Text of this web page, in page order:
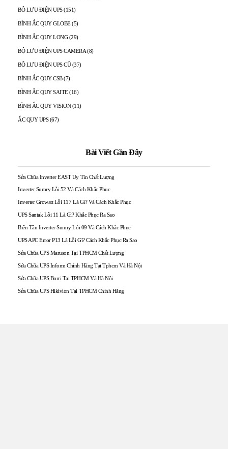
BỘ LƯU ĐIỆN UPS (151)
BÌNH ẮC QUY GLOBE (5)
BÌNH ẮC QUY LONG (29)
BỘ LƯU ĐIỆN UPS CAMERA (8)
BỘ LƯU ĐIỆN UPS CŨ (37)
BÌNH ẮC QUY CSB (7)
BÌNH ẮC QUY SAITE (16)
BÌNH ẮC QUY VISION (11)
ẮC QUY UPS (67)
Bài Viết Gần Đây
Sửa Chữa Inverter EAST Uy Tín Chất Lượng
Inverter Sumry Lỗi 52 Và Cách Khắc Phục
Inverter Growatt Lỗi 117 Là Gì? Và Cách Khắc Phục
UPS Santak Lỗi 11 Là Gì? Khắc Phục Ra Sao
Biến Tần Inverter Sumry Lỗi 09 Và Cách Khắc Phục
UPS APC Error P13 Là Lỗi Gì? Cách Khắc Phục Ra Sao
Sửa Chữa UPS Maruson Tại TPHCM Chất Lượng
Sửa Chữa UPS Inform Chính Hãng Tại Tphcm Và Hà Nội
Sửa Chữa UPS Borri Tại TPHCM Và Hà Nội
Sửa Chữa UPS Hikivion Tại TPHCM Chính Hãng